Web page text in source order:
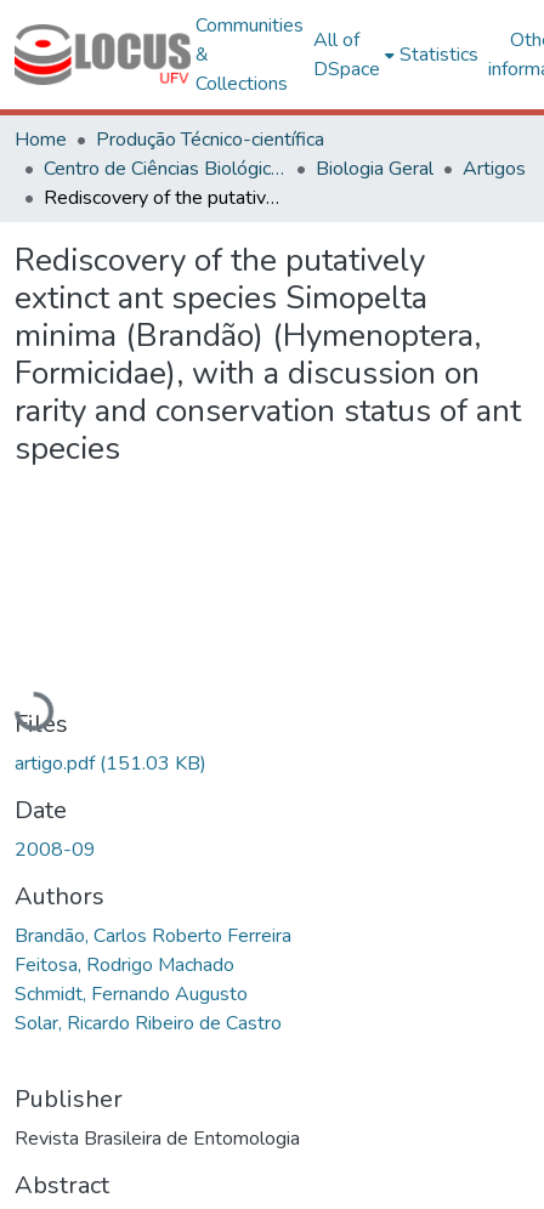
Communities
&
Collections
All of
DSpace
Statistics
Home
Produção Técnico-científica
Centro de Ciências Biológicas e da Saúde
Biologia Geral
Artigos
Rediscovery of the putatively extinct ant species Simopelta minima (Brandão) (Hymenoptera, Formicidae), with a discussion on rarity and conservation status of ant species
Rediscovery of the putatively
extinct ant species Simopelta
minima (Brandão) (Hymenoptera,
Formicidae), with a discussion on
rarity and conservation status of ant
species
Loading...
Files
artigo.pdf(151.03 KB)
Date
2008-09
Authors
Brandão, Carlos Roberto Ferreira
Feitosa, Rodrigo Machado
Schmidt, Fernando Augusto
Solar, Ricardo Ribeiro de Castro
Publisher
Revista Brasileira de Entomologia
Abstract